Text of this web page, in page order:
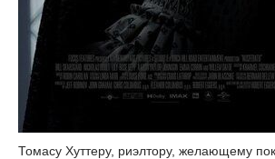
Томасу Хуттеру, риэлтору, желающему